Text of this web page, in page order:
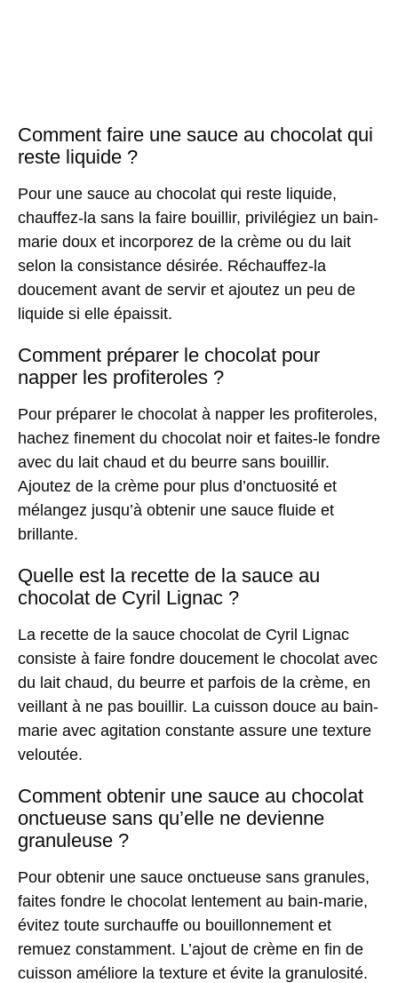
Comment faire une sauce au chocolat qui
reste liquide ?
Pour une sauce au chocolat qui reste liquide,
chauffez-la sans la faire bouillir, privilégiez un bain-
marie doux et incorporez de la crème ou du lait
selon la consistance désirée. Réchauffez-la
doucement avant de servir et ajoutez un peu de
liquide si elle épaissit.
Comment préparer le chocolat pour
napper les profiteroles ?
Pour préparer le chocolat à napper les profiteroles,
hachez finement du chocolat noir et faites-le fondre
avec du lait chaud et du beurre sans bouillir.
Ajoutez de la crème pour plus d’onctuosité et
mélangez jusqu’à obtenir une sauce fluide et
brillante.
Quelle est la recette de la sauce au
chocolat de Cyril Lignac ?
La recette de la sauce chocolat de Cyril Lignac
consiste à faire fondre doucement le chocolat avec
du lait chaud, du beurre et parfois de la crème, en
veillant à ne pas bouillir. La cuisson douce au bain-
marie avec agitation constante assure une texture
veloutée.
Comment obtenir une sauce au chocolat
onctueuse sans qu’elle ne devienne
granuleuse ?
Pour obtenir une sauce onctueuse sans granules,
faites fondre le chocolat lentement au bain-marie,
évitez toute surchauffe ou bouillonnement et
remuez constamment. L’ajout de crème en fin de
cuisson améliore la texture et évite la granulosité.